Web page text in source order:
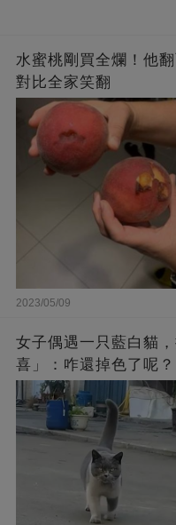
水蜜桃剛買全爛！他
對比全家笑翻
2023/05/09
女子偶遇一只藍白貓
喜」：咋還掉色了呢？